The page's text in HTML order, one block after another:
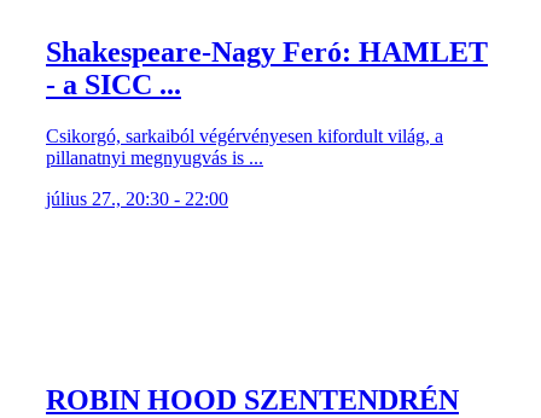
Shakespeare-Nagy Feró: HAMLET
- a SICC ...
Csikorgó, sarkaiból végérvényesen kifordult világ, a
pillanatnyi megnyugvás is ...
július 27., 20:30 - 22:00
ROBIN HOOD SZENTENDRÉN